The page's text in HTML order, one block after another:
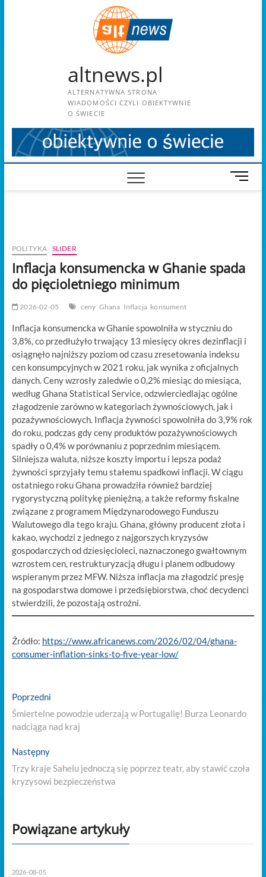
altnews.pl
ALTERNATYWNA STRONA
WIADOMOŚCI CZYLI OBIEKTYWNIE
O ŚWIECIE
M
e
t
POLITYKA SLIDER
Inflacja konsumencka w Ghanie spada
do pięcioletniego minimum
2026-02-05 ceny Ghana Inflacja konsument
Inflacja konsumencka w Ghanie spowolniła w styczniu do
3,8%, co przedłużyło trwający 13 miesięcy okres dezinflacji i
osiągnęło najniższy poziom od czasu zresetowania indeksu
cen konsumpcyjnych w 2021 roku, jak wynika z oficjalnych
danych. Ceny wzrosły zaledwie o 0,2% miesiąc do miesiąca,
według Ghana Statistical Service, odzwierciedlając ogólne
złagodzenie zarówno w kategoriach żywnościowych, jak i
pozażywnościowych. Inflacja żywności spowolniła do 3,9% rok
do roku, podczas gdy ceny produktów pozażywnościowych
spadły o 0,4% w porównaniu z poprzednim miesiącem.
Silniejsza waluta, niższe koszty importu i lepsza podaż
żywności sprzyjały temu stałemu spadkowi inflacji. W ciągu
ostatniego roku Ghana prowadziła również bardziej
rygorystyczną politykę pieniężną, a także reformy fiskalne
związane z programem Międzynarodowego Funduszu
Walutowego dla tego kraju. Ghana, główny producent złota i
kakao, wychodzi z jednego z najgorszych kryzysów
gospodarczych od dziesięcioleci, naznaczonego gwałtownym
wzrostem cen, restrukturyzacją długu i planem odbudowy
wspieranym przez MFW. Niższa inflacja ma złagodzić presję
na gospodarstwa domowe i przedsiębiorstwa, choć decydenci
stwierdzili, że pozostają ostrożni.
Źródło: https://www.africanews.com/2026/02/04/ghana-
consumer-inflation-sinks-to-five-year-low/
Nawigacja
wpisu
PoprzedniPrevious
Śmiertelne powodzie uderzają w Portugalię! Burza Leonardo
nadciąga nad kraj
NastępnyNext
post:
Trzy kraje Sahelu jednoczą się poprzez teatr, aby stawić czoła
kryzysowi bezpieczeństwa
Powiązane artykuły
2026-08-05